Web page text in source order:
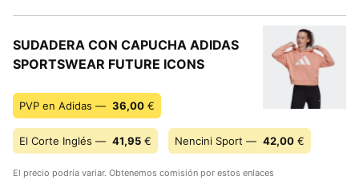
SUDADERA CON CAPUCHA ADIDAS
SPORTSWEAR FUTURE ICONS
PVP en Adidas — 36,00 €
El Corte Inglés — 41,95 € Nencini Sport — 42,00 €
El precio podría variar. Obtenemos comisión por estos enlaces